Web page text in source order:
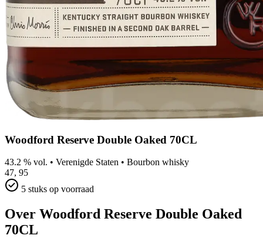
Woodford Reserve Double Oaked 70CL
43.2 % vol. • Verenigde Staten • Bourbon whisky
47, 95
5 stuks op voorraad
Over Woodford Reserve Double Oaked
70CL